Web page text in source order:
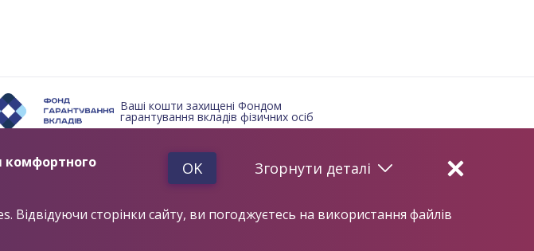
Ваші кошти захищені Фондом
гарантування вкладів фізичних осіб
ВІД 25.10.2011
Петлюри, буд. 30
з усіх телефонів)
комфортного OK Згорнути деталі
Відвідуючи сторінки сайту, ви погоджуєтесь на використання файлів